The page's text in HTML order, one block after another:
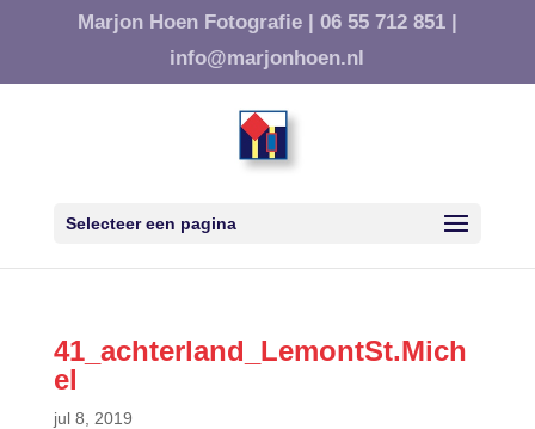
Marjon Hoen Fotografie | 06 55 712 851 |
info@marjonhoen.nl
Selecteer een pagina
41_achterland_LemontSt.Mich
el
jul 8, 2019